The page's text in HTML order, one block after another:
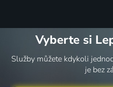
Vyberte si
Služby můžete kdykoli
je bez